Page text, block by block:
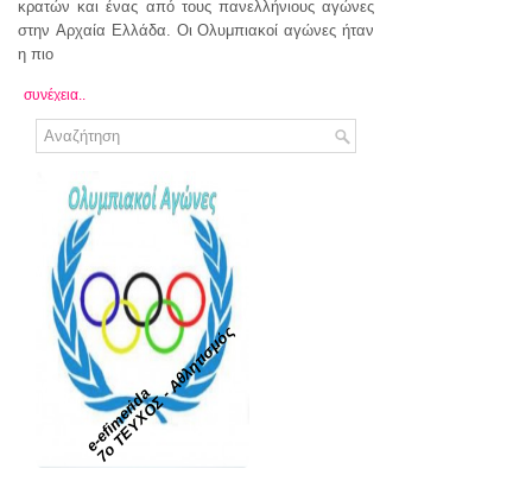
κρατών και ένας από τους πανελλήνιους αγώνες
στην Αρχαία Ελλάδα. Oι Ολυμπιακοί αγώνες ήταν
η πιο
συνέχεια..
e-efimerida
7ο ΤΕΥΧΟΣ - Αθλητισμός